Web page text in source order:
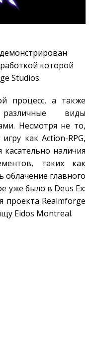
которой
Studios.
процесс, а также
виды
Несмотря не то,
как Action-RPG,
наличия
таких как
главного
уже было в Deus Ex:
проекта Realmforge
Eidos Montreal.